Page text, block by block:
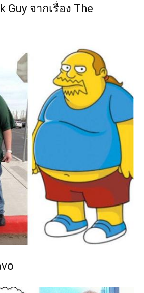
Guy จากเรื่อง The